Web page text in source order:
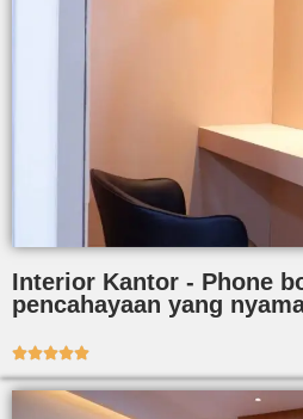
Interior Kantor - Phone
pencahayaan yang
